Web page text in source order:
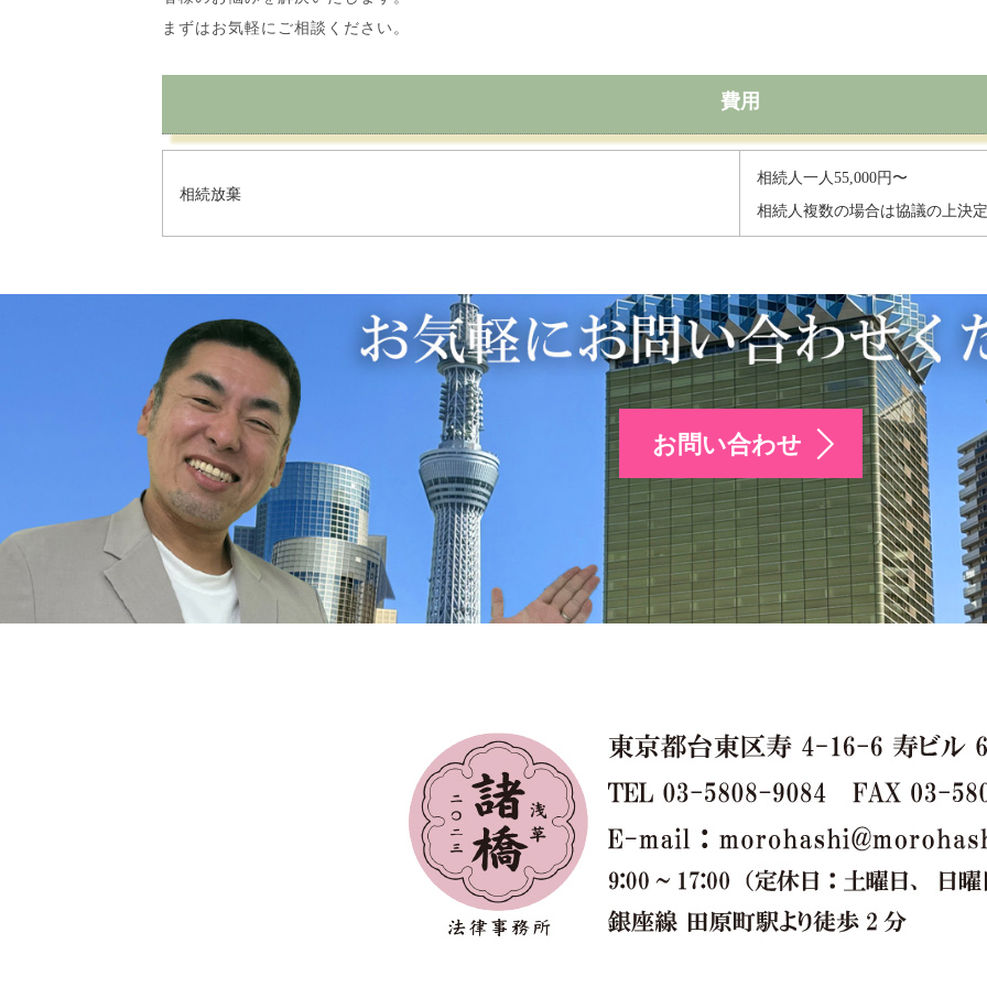
まずはお気軽にご相談ください。
費用
相続放棄
相続人一人55,000円〜
相続人複数の場合は協議の上決
お問い合わせ